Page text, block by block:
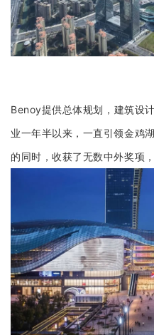
企业招聘
关于投稿
广告投放
关于我们
Benoy提供总体规划，建筑设
业一年半以来，一直引领金鸡
的同时，收获了无数中外奖项